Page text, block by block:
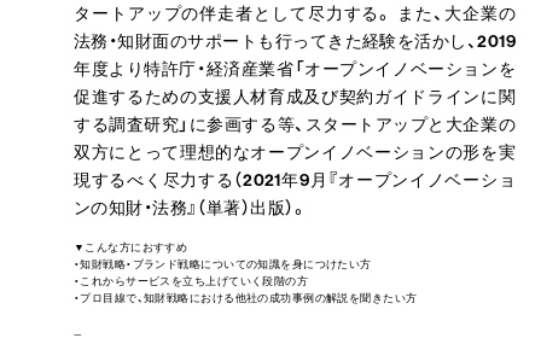
タートアップの伴走者として尽力する。 また、大企業の
法務・知財面のサポートも行ってきた経験を活かし、2019
年度より特許庁・経済産業省「オープンイノベーションを
促進するための支援人材育成及び契約ガイドラインに関
する調査研究」に参画する等、スタートアップと大企業の
双方にとって理想的なオープンイノベーションの形を実
現するべく尽力する（2021年9月『オープンイノベーショ
ンの知財・法務』（単著）出版）。
▼こんな方におすすめ
・知財戦略・ブランド戦略についての知識を身につけたい方
・これからサービスを立ち上げていく段階の方
・プロ目線で、知財戦略における他社の成功事例の解説を聞きたい方